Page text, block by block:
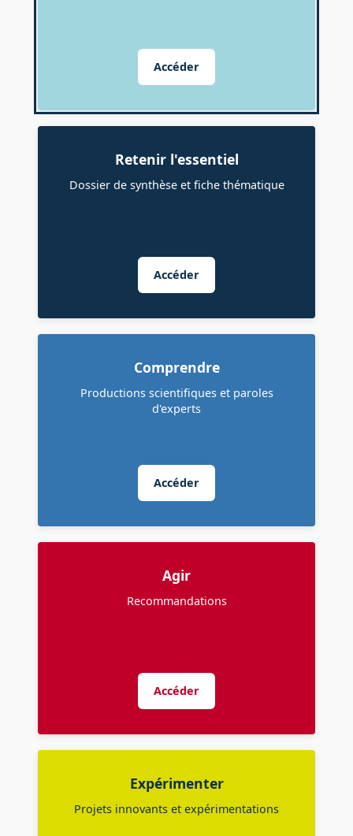
Accéder
Retenir l'essentiel
Dossier de synthèse et fiche thématique
Accéder
Comprendre
Productions scientifiques et paroles
d'experts
Accéder
Agir
Recommandations
Accéder
Expérimenter
Projets innovants et expérimentations